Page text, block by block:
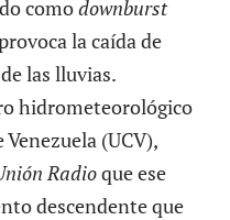
comodownburst
la caída de
las lluvias.
hidrometeorológico
(UCV),
Radioque ese
descendente que